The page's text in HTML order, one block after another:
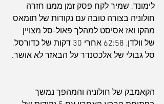
לימונד. שמיר לקח פסק זמן ממנו חזרה
חולוניה בצורה טובה עם נקודות של תומאס
מהקו ואז אסיסט למהלך פאול-סל מצויין
של וולדן, 62:58 אחרי 30 דקות של כדורסל.
סל גבולי של אלכסנדר על הבאזר לא אושר.
הקאמבק של חולוניה והמהפך נמשך